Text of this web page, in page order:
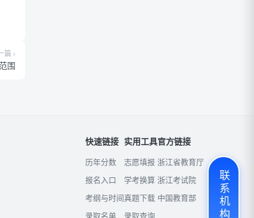
篇 ›
围
快速链接
历年分数
报名入口
考纲与时间
录取名单
实用工具
志愿填报
学考换算
真题下载
录取查询
官方链接
浙江省教育厅
浙江考试院
中国教育部